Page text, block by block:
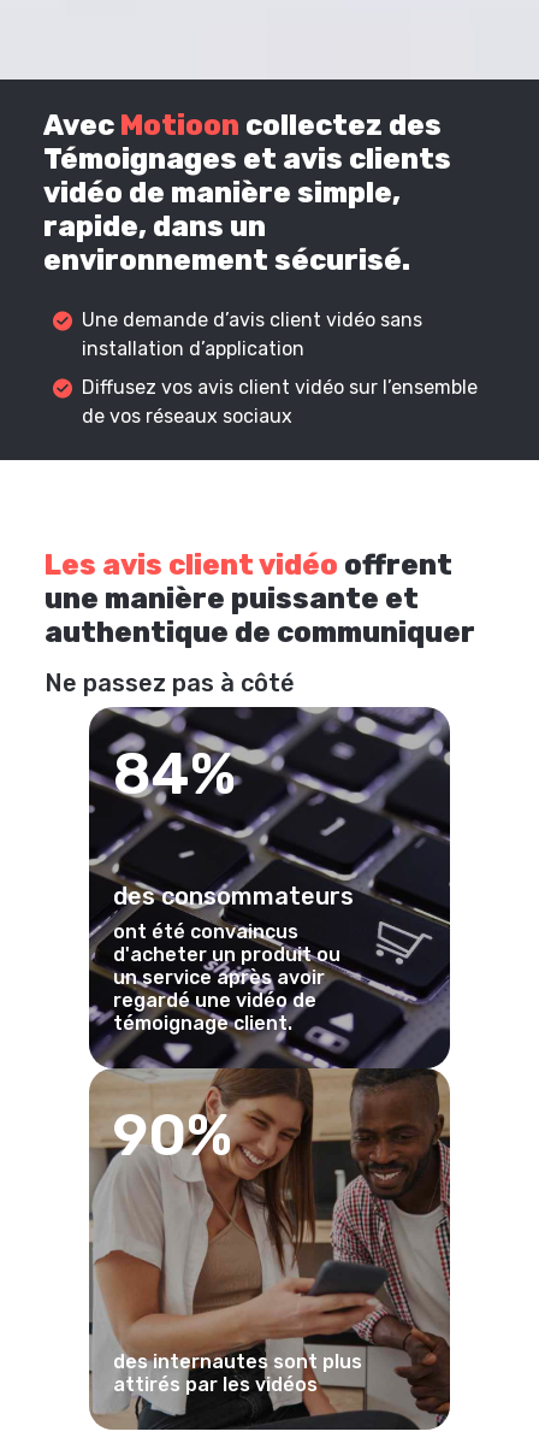
Avec Motioon collectez des
Témoignages et avis clients
vidéo de manière simple,
rapide, dans un
environnement sécurisé.
Une demande d’avis client vidéo sans
installation d’application
Diffusez vos avis client vidéo sur l’ensemble
de vos réseaux sociaux
Les avis client vidéo offrent
une manière puissante et
authentique de communiquer
Ne passez pas à côté
84%
des consommateurs
ont été convaincus
d'acheter un produit ou
un service après avoir
regardé une vidéo de
témoignage client.
90%
des internautes sont plus
attirés par les vidéos